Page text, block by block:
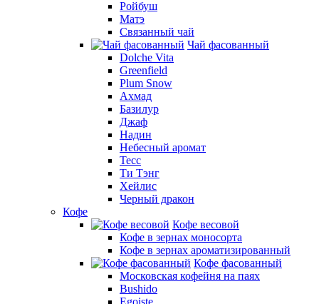
Ройбуш
Матэ
Связанный чай
Чай фасованный
Dolche Vita
Greenfield
Plum Snow
Ахмад
Базилур
Джаф
Надин
Небесный аромат
Тесс
Ти Тэнг
Хейлис
Черный дракон
Кофе
Кофе весовой
Кофе в зернах моносорта
Кофе в зернах ароматизированный
Кофе фасованный
Московская кофейня на паях
Bushido
Egoiste